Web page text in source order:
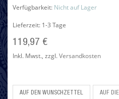
Verfügbarkeit: Nicht auf Lager
Lieferzeit: 1-3 Tage
119,97 €
Inkl. Mwst., zzgl.Versandkosten
AUF DEN WUNSCHZETTEL AUF